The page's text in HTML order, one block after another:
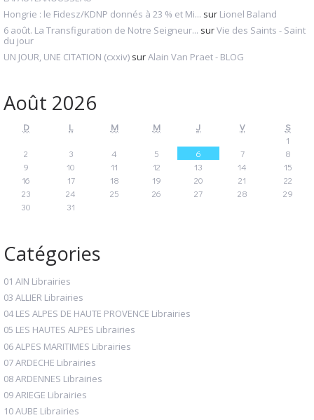
Hongrie : le Fidesz/KDNP donnés à 23 % et Mi... sur Lionel Baland
6 août. La Transfiguration de Notre Seigneur... surVie des Saints - Saint
du jour
UN JOUR, UNE CITATION (cxxiv) surAlain Van Praet - BLOG
Août 2026
D L M M J V
S
1
2
3 4 5 6 7
8
9
10 11 12 13 14
15
16
17 18 19 20 21
22
23
24 25 26 27 28
29
30
31
Catégories
01 AIN Librairies
03 ALLIER Librairies
04 LES ALPES DE HAUTE PROVENCE Librairies
05 LES HAUTES ALPES Librairies
06 ALPES MARITIMES Librairies
07 ARDECHE Librairies
08 ARDENNES Librairies
09 ARIEGE Librairies
10 AUBE Librairies